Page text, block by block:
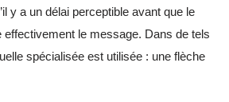
y a un délai perceptible avant que le
effectivement le message. Dans de tels
spécialisée est utilisée : une flèche